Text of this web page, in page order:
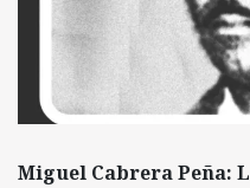
Miguel Cabrera Peña: